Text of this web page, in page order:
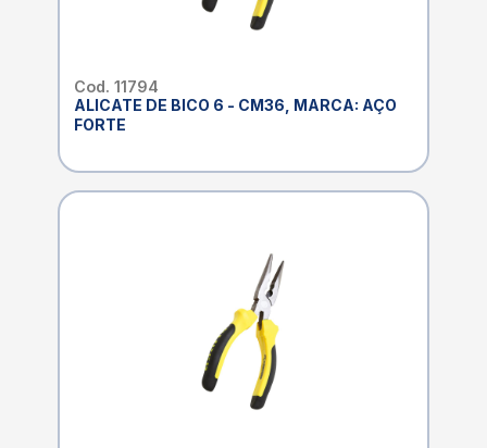
Cod. 11794
ALICATE DE BICO 6 - CM36, MARCA: AÇO
FORTE